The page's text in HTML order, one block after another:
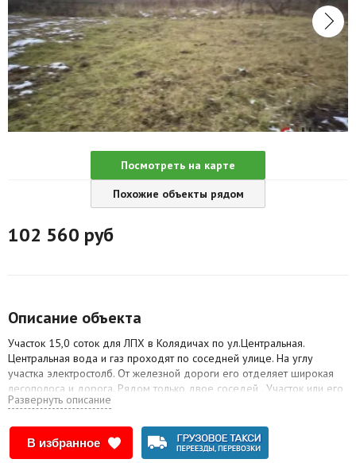
Другие разделы
Новости
Агентства
Ремонт квартир
Грузовое такси
Способы оплаты
Посмотреть на карте
Похожие объекты рядом
102 560 руб
Описание объекта
Участок 15,0 соток для ЛПХ в Колядичах по ул.Центральная.
Центральная вода и газ проходят по соседней улице. На углу
участка электростолб. От железной дороги его отделяет широкая
лесополоса и дорога. Рядом только двое соседей . Участок или его
часть, согласно зоконодательства, может быть переведен под
Есть возможность купить прилегающий к нашему участок 11,5 соток
(ПНВ).
Развернуть описание
В избранное